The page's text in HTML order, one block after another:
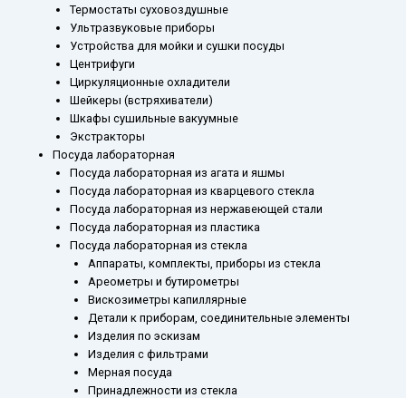
Термостаты суховоздушные
Ультразвуковые приборы
Устройства для мойки и сушки посуды
Центрифуги
Циркуляционные охладители
Шейкеры (встряхиватели)
Шкафы сушильные вакуумные
Экстракторы
Посуда лабораторная
Посуда лабораторная из агата и яшмы
Посуда лабораторная из кварцевого стекла
Посуда лабораторная из нержавеющей стали
Посуда лабораторная из пластика
Посуда лабораторная из стекла
Аппараты, комплекты, приборы из стекла
Ареометры и бутирометры
Вискозиметры капиллярные
Детали к приборам, соединительные элементы
Изделия по эскизам
Изделия с фильтрами
Мерная посуда
Принадлежности из стекла